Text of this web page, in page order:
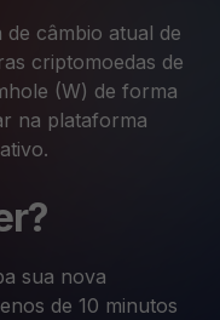
câmbio atual de
criptomoedas de
(W) de forma
na plataforma
sua nova
de 10 minutos